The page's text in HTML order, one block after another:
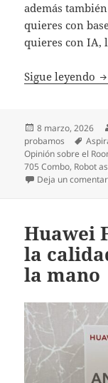
además
quieres con
quieres con IA,
Sigue leyendo
Publicado
el
8 marzo, 2026
probamos
Opinión sobre el
705 Combo, Robot
Deja un
Huawei
la
la mano